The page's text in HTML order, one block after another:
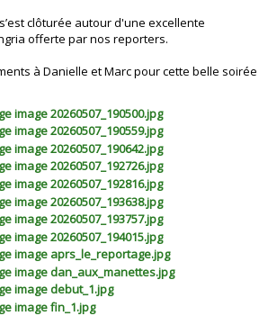
clôturée autour d'une excellente
offerte par nos reporters.
à Danielle et Marc pour cette belle soirée